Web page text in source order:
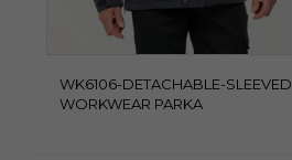
WK6106-DETACHABLE-SLEEVED
WORKWEAR PARKA